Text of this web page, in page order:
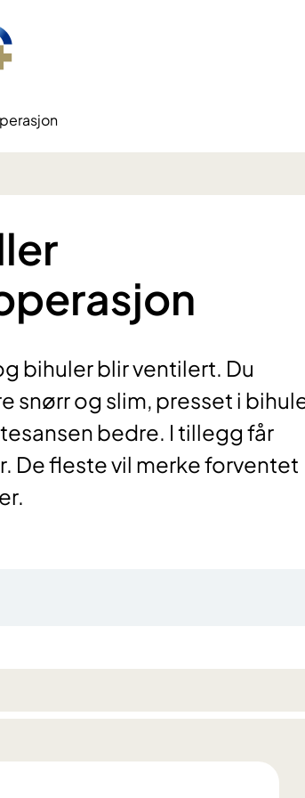
bihuler blir ventilert. Du
snørr og slim, presset i
bedre. I tillegg får
De fleste vil merke forventet